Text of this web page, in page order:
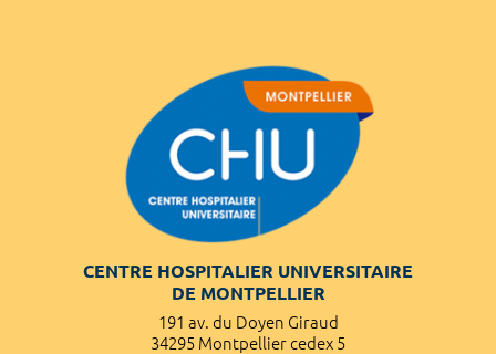
CENTRE HOSPITALIER UNIVERSITAIRE
DE MONTPELLIER
191 av. du Doyen Giraud
34295 Montpellier cedex 5